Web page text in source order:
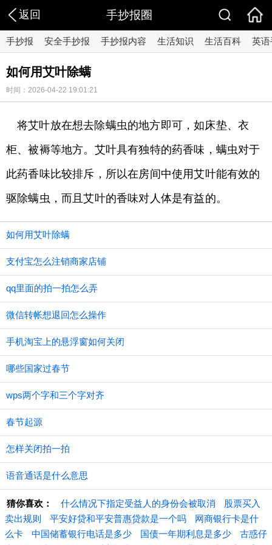
返回 手抄报圈
手抄报 安全手抄报 手抄报内容 生活知识 生活百科 英
如何用艾叶除螨
时间：2026-04-22 19:01:21
将艾叶放在想去除螨虫的地方即可，如床垫、衣
柜、被褥等地方。艾叶具有独特的药香味，螨虫对于
此药香味比较排斥，所以在房间中使用艾叶能有效的
驱除螨虫，而且艾叶的香味对人体是有益的。
如何用艾叶除螨
支付宝怎么注销商家店铺
qq里面的拍一拍怎么弄
微信转帐想退回怎么操作
手机淘宝上的悬浮窗如何关闭
哪些国家过春节
wps两个字和三个字对齐
春节起源
怎样关闭拍一拍
语音通话是什么意思
猜你喜欢： 什么情况下指定受益人的身份会被取消
股票买入
卖出规则
平安好贷和平安普惠贷款是一个吗
网商银行卡是什
么卡
中国储蓄银行电话是多少 国债一年期利息是多少
古惑仔